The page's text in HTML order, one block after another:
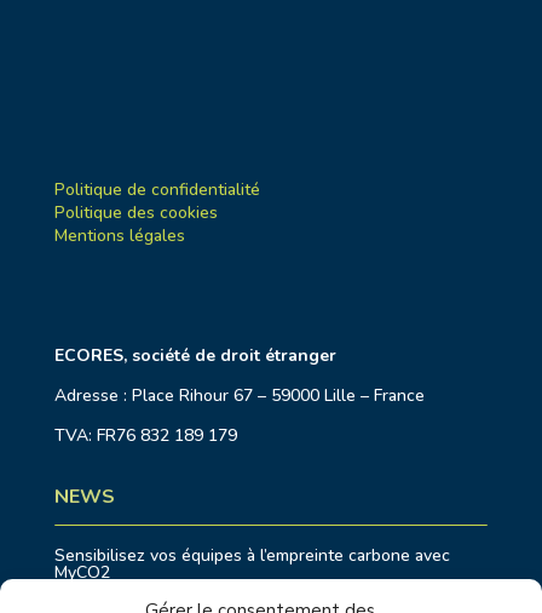
Politique de confidentialité
Politique des cookies
Mentions légales
ECORES, société de droit étranger
Adresse : Place Rihour 67 – 59000 Lille – France
TVA: FR76 832 189 179
NEWS
Sensibilisez vos équipes à l’empreinte carbone avec
MyCO2
Eurostar fait équipe avec EcoRes pour répondre aux